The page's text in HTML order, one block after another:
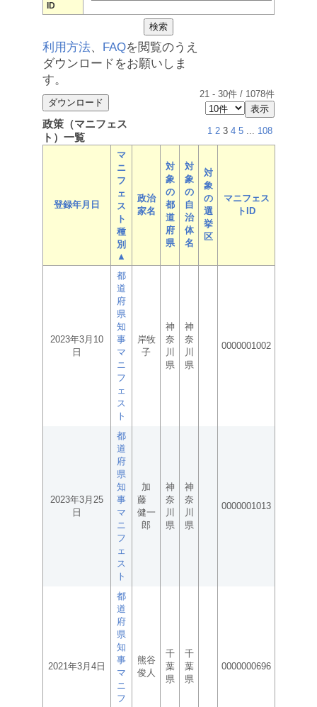
ID
利用方法、 FAQを閲覧のうえ
ダウンロードをお願いしま
す。
21 - 30件 / 1078件
政策（マニフェス
ト）一覧
1 2 3 4 5 ... 108
登録年月日
マ
ニ
フ
ェ
ス
ト
種
別
▲
政治
家名
対
象
の
都
道
府
県
対
象
の
自
治
体
名
対
象
の
選
挙
区
マニフェス
トID
2023年3月10
日
都
道
府
県
知
事
マ
ニ
フ
ェ
ス
ト
岸牧
子
神
奈
川
県
神
奈
川
県
0000001002
2023年3月25
日
都
道
府
県
知
事
マ
ニ
フ
ェ
ス
ト
加
藤
健一
郎
神
奈
川
県
神
奈
川
県
0000001013
2021年3月4日
都
道
府
県
知
事
マ
ニ
フ
熊谷
俊人
千
葉
県
千
葉
県
0000000696